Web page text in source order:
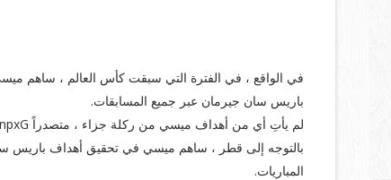
باريس سان جيرمان عبر جميع المسابقات.
لم يأتِ أي من أهداف ميسي من ركلة جزاء ، متصدراً npxG من 9.5.
المباريات.